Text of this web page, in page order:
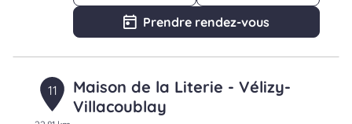
Prendre rendez-vous
11
Maison de la Literie - Vélizy-
Villacoublay